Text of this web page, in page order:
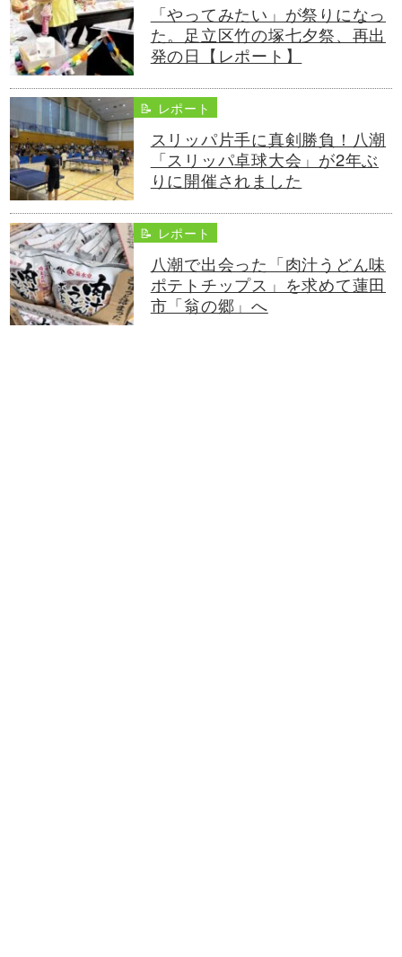
「やってみたい」が祭りになっ
た。足立区竹の塚七夕祭、再出
発の日【レポート】
📝 レポート
スリッパ片手に真剣勝負！八潮
「スリッパ卓球大会」が2年ぶ
りに開催されました
📝 レポート
八潮で出会った「肉汁うどん味
ポテトチップス」を求めて蓮田
市「翁の郷」へ